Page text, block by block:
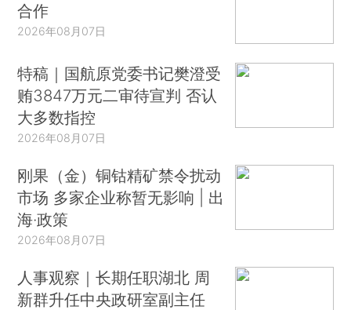
合作
2026年08月07日
特稿｜国航原党委书记樊澄受
贿3847万元二审待宣判 否认
大多数指控
2026年08月07日
刚果（金）铜钴精矿禁令扰动
市场 多家企业称暂无影响 | 出
海·政策
2026年08月07日
人事观察｜长期任职湖北 周
新群升任中央政研室副主任